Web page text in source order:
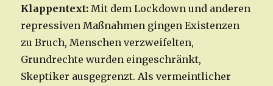
Klappentext: Mit dem Lockdown und anderen
repressiven Maßnahmen gingen Existenzen
zu Bruch, Menschen verzweifelten,
Grundrechte wurden eingeschränkt,
Skeptiker ausgegrenzt. Als vermeintlicher